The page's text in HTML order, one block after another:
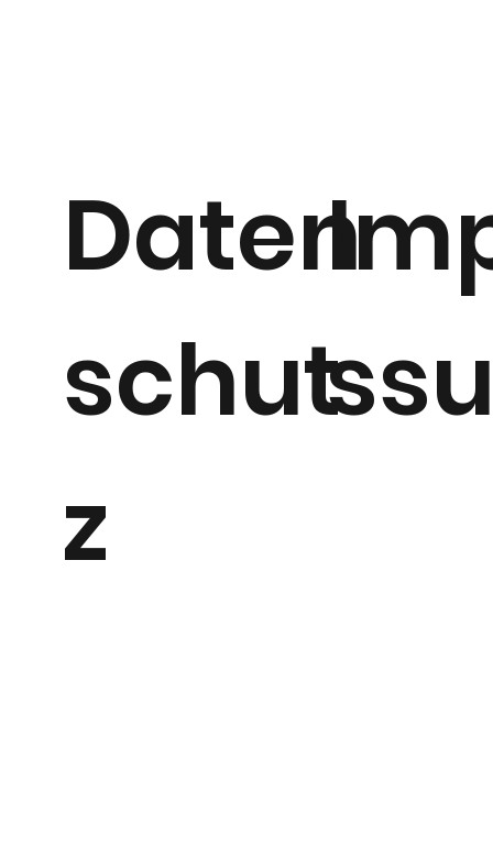
Daten
schut
z